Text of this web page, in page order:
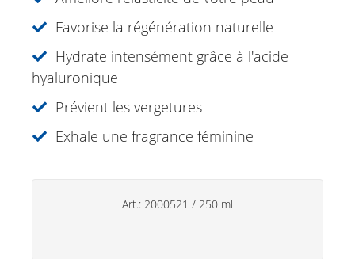
Soins lèvres
Déodorants
Soins des mains
Favorise la régénération naturelle
Hydrate intensément grâce à l'acide
hyaluronique
Prévient les vergetures
Exhale une fragrance féminine
Art.: 2000521 / 250 ml